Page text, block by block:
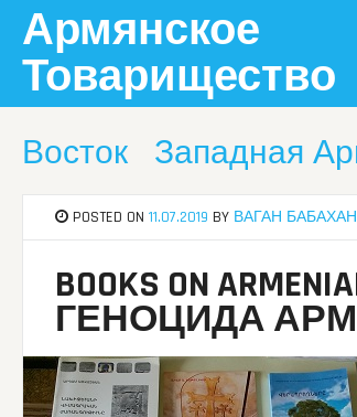
content
Армянское
Товарищество
Восток Западная
POSTED ON11.07.2019 BY ВАГАН
BOOKS ON
ГЕНОЦИДА